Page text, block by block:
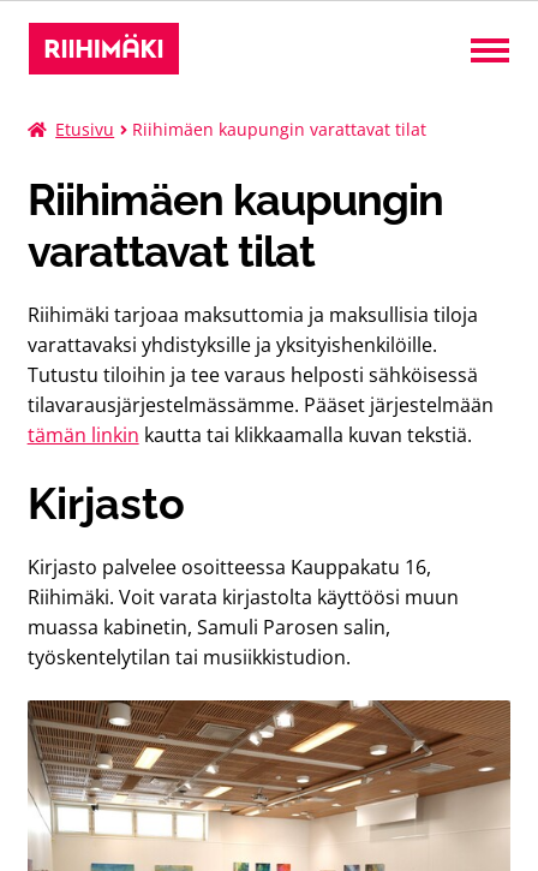
Liput
Kurssit
Leirit
Tilat
Suomi
Etusivu Riihimäen kaupungin varattavat tilat
Riihimäen kaupungin
varattavat tilat
Riihimäki tarjoaa maksuttomia ja maksullisia tiloja
varattavaksi yhdistyksille ja yksityishenkilöille.
Tutustu tiloihin ja tee varaus helposti sähköisessä
tilavarausjärjestelmässämme. Pääset järjestelmään
tämän linkin kautta tai klikkaamalla kuvan tekstiä.
Kirjasto
Kirjasto palvelee osoitteessa Kauppakatu 16,
Riihimäki. Voit varata kirjastolta käyttöösi muun
muassa kabinetin, Samuli Parosen salin,
työskentelytilan tai musiikkistudion.